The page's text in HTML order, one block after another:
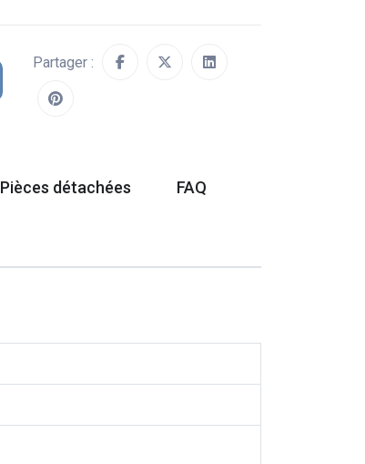
Partager :
Pièces détachées FAQ